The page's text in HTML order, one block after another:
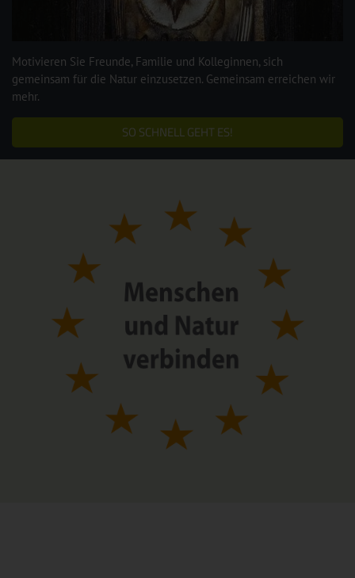
Motivieren Sie Freunde, Familie und Kolleginnen, sich
gemeinsam für die Natur einzusetzen. Gemeinsam erreichen wir
mehr.
SO SCHNELL GEHT ES!